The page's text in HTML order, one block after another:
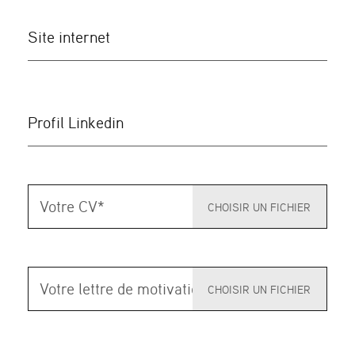
Site internet
Profil Linkedin
CV *
lettre
de